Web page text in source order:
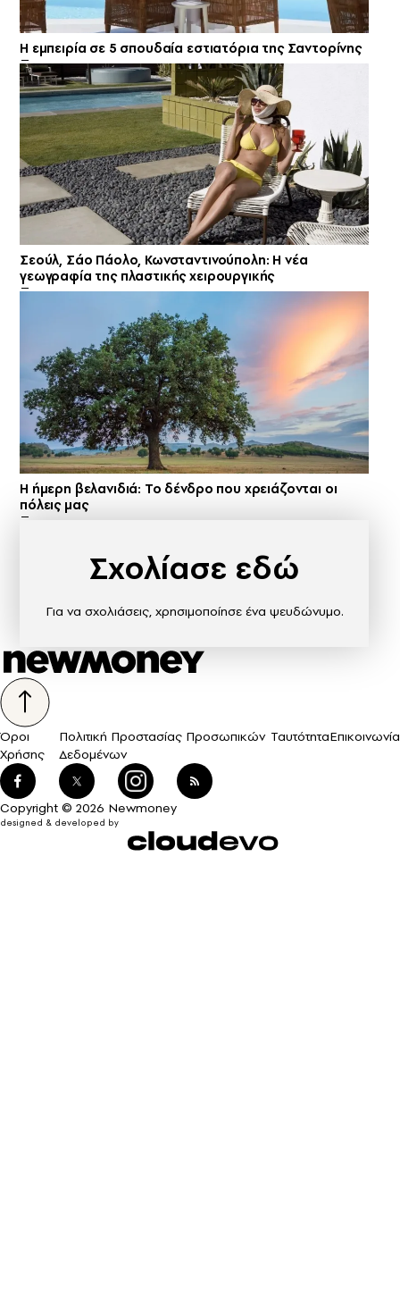
Η εμπειρία σε 5 σπουδαία εστιατόρια της Σαντορίνης
Σεούλ, Σάο Πάολο, Κωνσταντινούπολη: Η νέα
γεωγραφία της πλαστικής χειρουργικής
Η ήμερη βελανιδιά: Το δένδρο που χρειάζονται οι
πόλεις μας
Σχολίασε εδώ
Για να σχολιάσεις, χρησιμοποίησε ένα ψευδώνυμο.
Όροι
Χρήσης
Πολιτική Προστασίας Προσωπικών
Δεδομένων
ΤαυτότηταΕπικοινωνία
Copyright © 2026 Newmoney
designed & developed by